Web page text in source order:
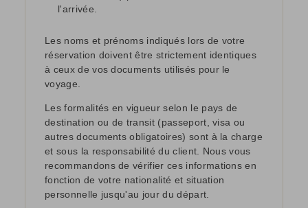
l'arrivée.
Les noms et prénoms indiqués lors de votre
réservation doivent être strictement identiques
à ceux de vos documents utilisés pour le
voyage.
Les formalités en vigueur selon le pays de
destination ou de transit (passeport, visa ou
autres documents obligatoires) sont à la charge
et sous la responsabilité du client. Nous vous
recommandons de vérifier ces informations en
fonction de votre nationalité et situation
personnelle jusqu'au jour du départ.